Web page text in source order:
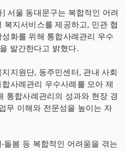
서울 동대문구는 복합적인 어려
복지서비스를 제공하고, 민관 협
화를 위해 통합사례관리 우수
발간한다고 밝혔다.
지원단, 동주민센터, 관내 사회
사례관리 우수사례를 모아 제
통합사례관리의 성과와 현장 경
무 이해와 전문성을 높이는 자
돌봄 등 복합적인 어려움을 겪는